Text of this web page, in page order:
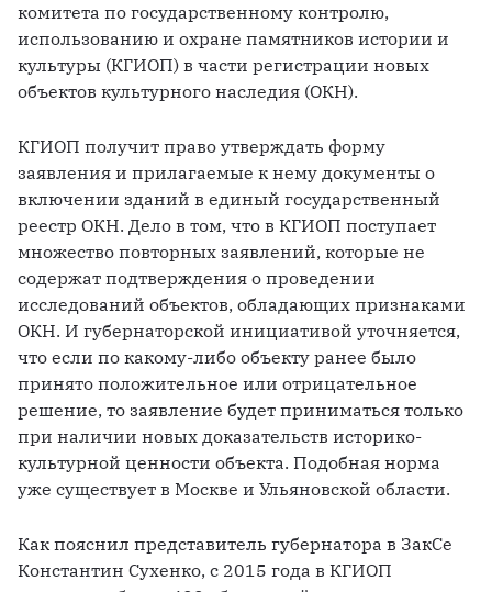
комитета по государственному контролю,
использованию и охране памятников истории и
культуры (КГИОП) в части регистрации новых
объектов культурного наследия (ОКН).
КГИОП получит право утверждать форму
заявления и прилагаемые к нему документы о
включении зданий в единый государственный
реестр ОКН. Дело в том, что в КГИОП поступает
множество повторных заявлений, которые не
содержат подтверждения о проведении
исследований объектов, обладающих признаками
ОКН. И губернаторской инициативой уточняется,
что если по какому-либо объекту ранее было
принято положительное или отрицательное
решение, то заявление будет приниматься только
при наличии новых доказательств историко-
культурной ценности объекта. Подобная норма
уже существует в Москве и Ульяновской области.
Как пояснил представитель губернатора в ЗакСе
Константин Сухенко, с 2015 года в КГИОП